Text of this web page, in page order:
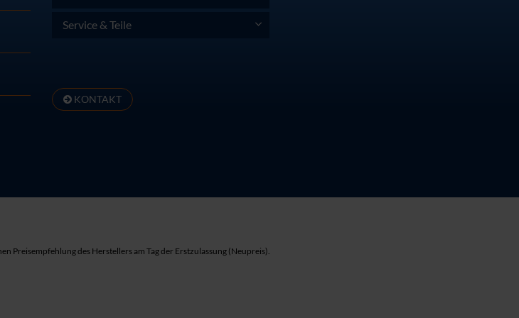
Service & Teile
KONTAKT
Preisempfehlung des Herstellers am Tag der Erstzulassung (Neupreis).